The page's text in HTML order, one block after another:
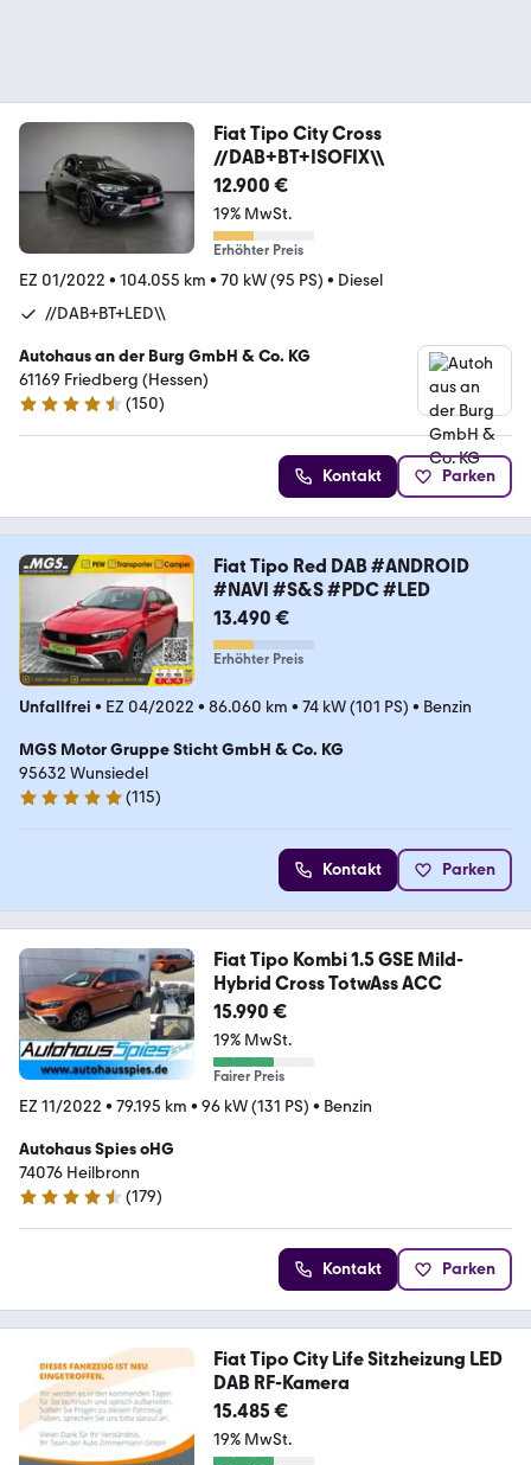
Fiat Tipo City Cross
//DAB+BT+ISOFIX\\
12.900 €
19% MwSt.
Erhöhter Preis
EZ 01/2022 • 104.055 km • 70 kW (95 PS) • Diesel
//DAB+BT+LED\\
Autohaus an der Burg GmbH & Co. KG
61169 Friedberg (Hessen)
4.6 Sterne
(150)
Kontakt Parken
Fiat Tipo Red DAB #ANDROID
#NAVI #S&S #PDC #LED
13.490 €
Erhöhter Preis
Unfallfrei • EZ 04/2022 • 86.060 km • 74 kW (101 PS) • Benzin
MGS Motor Gruppe Sticht GmbH & Co. KG
95632 Wunsiedel
4.9 Sterne
(115)
Kontakt Parken
Fiat Tipo Kombi 1.5 GSE Mild-
Hybrid Cross TotwAss ACC
15.990 €
19% MwSt.
Fairer Preis
EZ 11/2022 • 79.195 km • 96 kW (131 PS) • Benzin
Autohaus Spies oHG
74076 Heilbronn
4.5 Sterne
(179)
Kontakt Parken
Fiat Tipo City Life Sitzheizung LED
DAB RF-Kamera
15.485 €
19% MwSt.